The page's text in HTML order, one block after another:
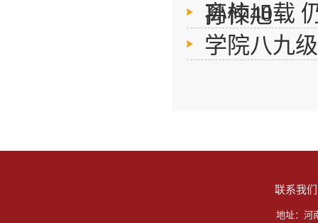
孙仲旭
离校40载
学院八九
联系我们
地址：河